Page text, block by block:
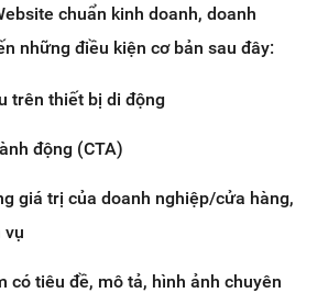
chuẩn kinh doanh, doanh
những điều kiện cơ bản sau đây:
trên thiết bị di động
động (CTA)
giá trị của doanh nghiệp/cửa hàng,
vụ
có tiêu đề, mô tả, hình ảnh chuyên